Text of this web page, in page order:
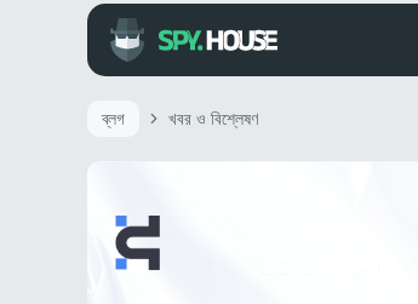
ব্লগ খবর ও বিশ্লেষণ